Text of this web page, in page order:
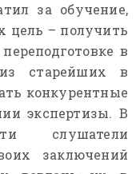
за обучение,
цель – получить
в
старейших в
конкурентные
экспертизы. В
слушатели
заключений